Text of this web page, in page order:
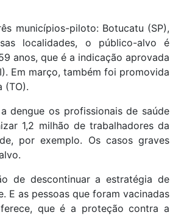
municípios-piloto: Botucatu (SP),
localidades, o público-alvo é
anos, que é a indicação aprovada
Em março, também foi promovida
(TO).
dengue os profissionais de saúde
1,2 milhão de trabalhadores da
por exemplo. Os casos graves
de descontinuar a estratégia de
E as pessoas que foram vacinadas
que é a proteção contra a